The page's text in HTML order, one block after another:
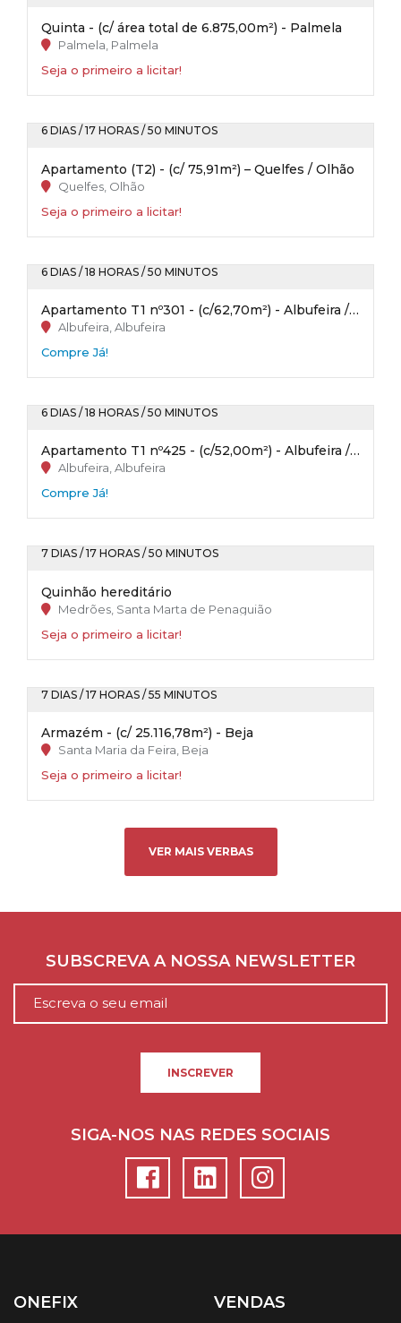
Quinta - (c/ área total de 6.875,00m²) - Palmela
Palmela, Palmela
Seja o primeiro a licitar!
6 DIAS / 17 HORAS / 50 MINUTOS
Apartamento (T2) - (c/ 75,91m²) – Quelfes / Olhão
Quelfes, Olhão
Seja o primeiro a licitar!
6 DIAS / 18 HORAS / 50 MINUTOS
Apartamento T1 nº301 - (c/62,70m²) - Albufeira / Faro
Albufeira, Albufeira
Compre Já!
6 DIAS / 18 HORAS / 50 MINUTOS
Apartamento T1 nº425 - (c/52,00m²) - Albufeira / Faro
Albufeira, Albufeira
Compre Já!
7 DIAS / 17 HORAS / 50 MINUTOS
Quinhão hereditário
Medrões, Santa Marta de Penaguião
Seja o primeiro a licitar!
7 DIAS / 17 HORAS / 55 MINUTOS
Armazém - (c/ 25.116,78m²) - Beja
Santa Maria da Feira, Beja
Seja o primeiro a licitar!
VER MAIS VERBAS
SUBSCREVA A NOSSA NEWSLETTER
INSCREVER
SIGA-NOS NAS REDES SOCIAIS
ONEFIX VENDAS